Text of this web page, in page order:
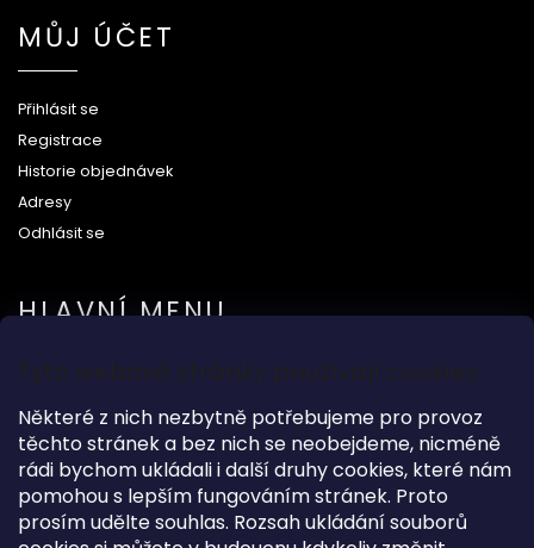
Tyto webové stránky používají cookies
Některé z nich nezbytně potřebujeme pro provoz
těchto stránek a bez nich se neobejdeme, nicméně
rádi bychom ukládali i další druhy cookies, které nám
pomohou s lepším fungováním stránek. Proto
prosím udělte souhlas. Rozsah ukládání souborů
MŮJ ÚČET
Přihlásit se
Registrace
Historie objednávek
Adresy
Odhlásit se
HLAVNÍ MENU
Na svatbu
Dárkové předměty
Módní doplňky
O nás